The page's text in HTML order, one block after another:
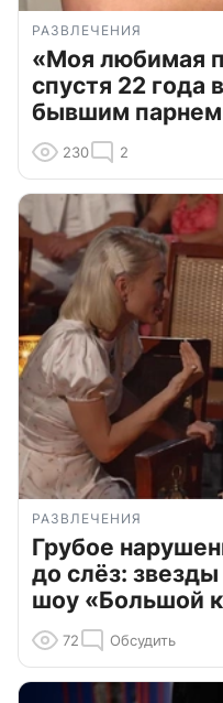
РАЗВЛЕЧЕНИЯ
«Моя любимая
спустя 22 года
бывшим
230 2
РАЗВЛЕЧЕНИЯ
Грубое
до слёз:
шоу «Большой
72 Обсудить